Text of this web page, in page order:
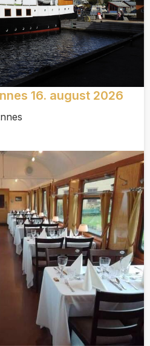
16. august 2026